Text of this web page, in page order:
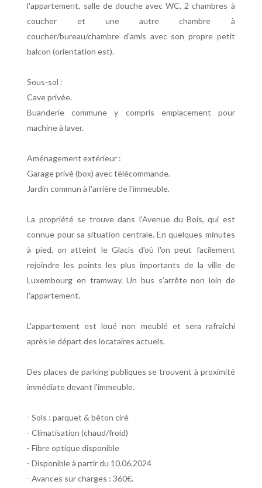
l'appartement, salle de douche avec WC, 2 chambres à
coucher et une autre chambre à
coucher/bureau/chambre d'amis avec son propre petit
balcon (orientation est).
Sous-sol :
Cave privée.
Buanderie commune y compris emplacement pour
machine à laver.
Aménagement extérieur :
Garage privé (box) avec télécommande.
Jardin commun à l'arrière de l'immeuble.
La propriété se trouve dans l'Avenue du Bois, qui est
connue pour sa situation centrale. En quelques minutes
à pied, on atteint le Glacis d'où l'on peut facilement
rejoindre les points les plus importants de la ville de
Luxembourg en tramway. Un bus s'arrête non loin de
l'appartement.
L'appartement est loué non meublé et sera rafraîchi
après le départ des locataires actuels.
Des places de parking publiques se trouvent à proximité
immédiate devant l'immeuble.
- Sols : parquet & béton ciré
- Climatisation (chaud/froid)
- Fibre optique disponible
- Disponible à partir du 10.06.2024
- Avances sur charges : 360€.